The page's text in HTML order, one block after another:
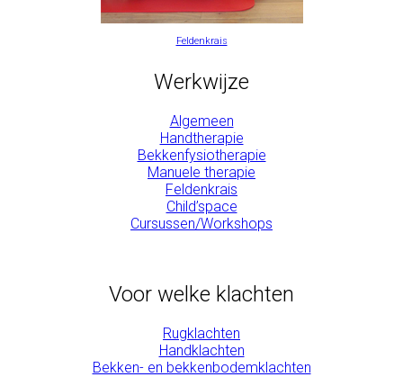
Feldenkrais
Werkwijze
Algemeen
Handtherapie
Bekkenfysiotherapie
Manuele therapie
Feldenkrais
Child’space
Cursussen/Workshops
Voor welke klachten
Rugklachten
Handklachten
Bekken- en bekkenbodemklachten